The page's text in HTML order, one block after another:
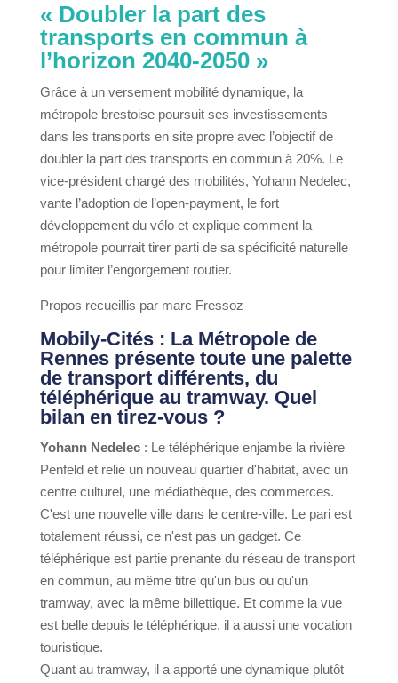
« Doubler la part des
transports en commun à
l’horizon 2040-2050 »
Grâce à un versement mobilité dynamique, la
métropole brestoise poursuit ses investissements
dans les transports en site propre avec l’objectif de
doubler la part des transports en commun à 20%. Le
vice-président chargé des mobilités, Yohann Nedelec,
vante l’adoption de l’open-payment, le fort
développement du vélo et explique comment la
métropole pourrait tirer parti de sa spécificité naturelle
pour limiter l’engorgement routier.
Propos recueillis par marc Fressoz
Mobily-Cités : La Métropole de
Rennes présente toute une palette
de transport différents, du
téléphérique au tramway. Quel
bilan en tirez-vous ?
Yohann Nedelec: Le téléphérique enjambe la rivière
Penfeld et relie un nouveau quartier d'habitat, avec un
centre culturel, une médiathèque, des commerces.
C'est une nouvelle ville dans le centre-ville. Le pari est
totalement réussi, ce n'est pas un gadget. Ce
téléphérique est partie prenante du réseau de transport
en commun, au même titre qu'un bus ou qu'un
tramway, avec la même billettique. Et comme la vue
est belle depuis le téléphérique, il a aussi une vocation
touristique.
Quant au tramway, il a apporté une dynamique plutôt